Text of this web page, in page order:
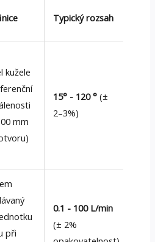
Typický rozsah
kužele
mm
15° - 120 ° (±
2–3%)
při
0.1 - 100 L/min
(± 2%